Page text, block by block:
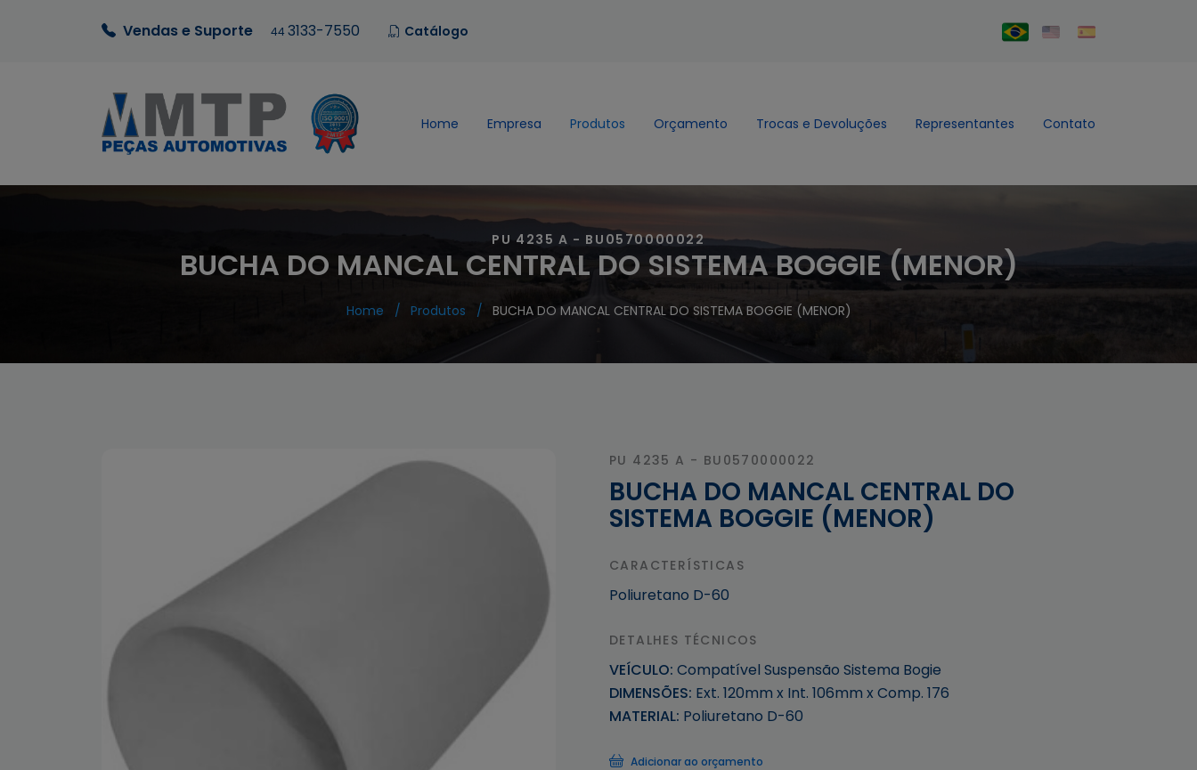
Vendas e Suporte 44 3133-7550 Catálogo
Home Empresa Produtos Orçamento Trocas e Devoluções Representantes Contato
PU 4235 A - BU0570000022
BUCHA DO MANCAL CENTRAL DO SISTEMA BOGGIE (MENOR)
Home Produtos BUCHA DO MANCAL CENTRAL DO SISTEMA BOGGIE (MENOR)
PU 4235 A - BU0570000022
BUCHA DO MANCAL CENTRAL DO
SISTEMA BOGGIE (MENOR)
CARACTERÍSTICAS
Poliuretano D-60
DETALHES TÉCNICOS
VEÍCULO: Compatível Suspensão Sistema Bogie
DIMENSÕES: Ext. 120mm x Int. 106mm x Comp. 176
MATERIAL: Poliuretano D-60
Adicionar ao orçamento